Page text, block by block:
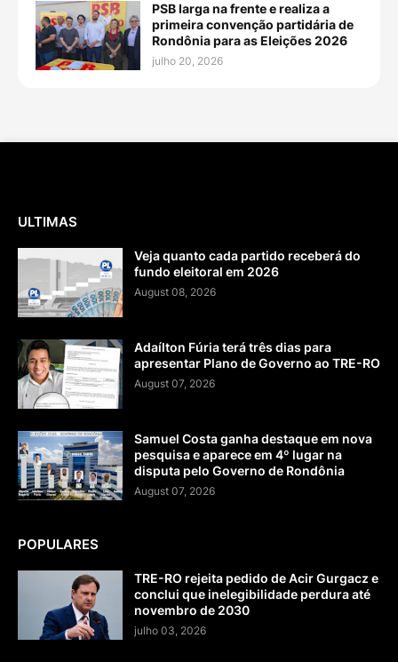
PSB larga na frente e realiza a
primeira convenção partidária de
Rondônia para as Eleições 2026
julho 20, 2026
ULTIMAS
Veja quanto cada partido receberá do
fundo eleitoral em 2026
August 08, 2026
Adaílton Fúria terá três dias para
apresentar Plano de Governo ao TRE-RO
August 07, 2026
Samuel Costa ganha destaque em nova
pesquisa e aparece em 4º lugar na
disputa pelo Governo de Rondônia
August 07, 2026
POPULARES
TRE-RO rejeita pedido de Acir Gurgacz e
conclui que inelegibilidade perdura até
novembro de 2030
julho 03, 2026